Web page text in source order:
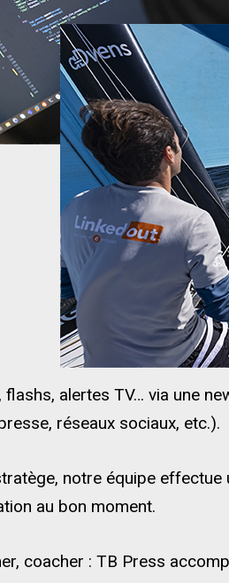
flashs, alertes TV… via une
réseaux sociaux, etc.).
notre équipe effectue
au bon moment.
coacher : TB Press